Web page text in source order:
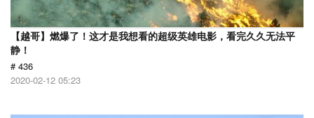
【越哥】燃爆了！这才是我想看的超级英雄电影，看完久久无法平
静！
# 436
2020-02-12 05:23